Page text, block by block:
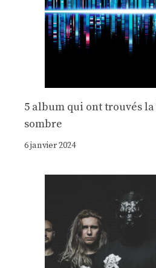
5 album qui ont trouvés
sombre
6 janvier 2024